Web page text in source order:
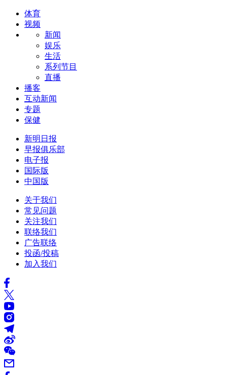
体育
视频
新闻
娱乐
生活
系列节目
直播
播客
互动新闻
专题
保健
新明日报
早报俱乐部
电子报
国际版
中国版
关于我们
常见问题
关注我们
联络我们
广告联络
投函/投稿
加入我们